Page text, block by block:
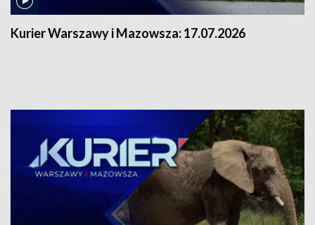
Kurier Warszawy i Mazowsza:17.07.2026